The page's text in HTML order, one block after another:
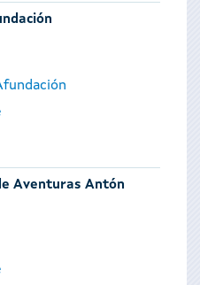
Aventuras Antón